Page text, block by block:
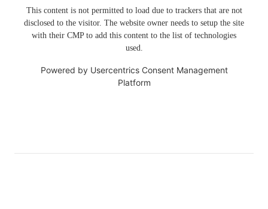
This content is not permitted to load due to trackers that are not
disclosed to the visitor. The website owner needs to setup the site
with their CMP to add this content to the list of technologies
used.
Powered by Usercentrics Consent Management
Platform